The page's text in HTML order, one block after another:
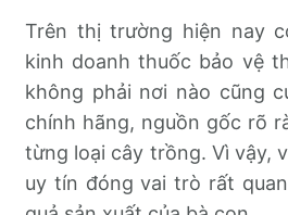
Trên thị trường hiện nay
kinh doanh thuốc bảo vệ
không phải nơi nào cũng
chính hãng, nguồn gốc rõ
từng loại cây trồng. Vì vậy,
uy tín đóng vai trò rất